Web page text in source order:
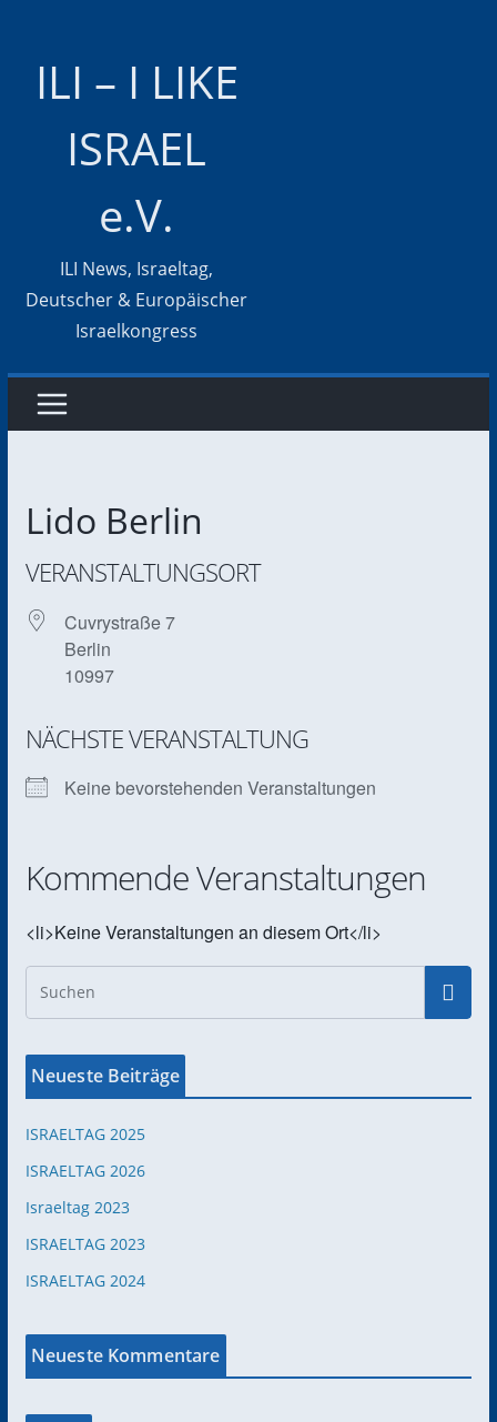
ILI – I LIKE
ISRAEL
e.V.
ILI News, Israeltag,
Deutscher & Europäischer
Israelkongress
Lido Berlin
VERANSTALTUNGSORT
Cuvrystraße 7
Berlin
10997
NÄCHSTE VERANSTALTUNG
Keine bevorstehenden Veranstaltungen
Kommende Veranstaltungen
<li>Keine Veranstaltungen an diesem Ort</li>
Neueste Beiträge
ISRAELTAG 2025
ISRAELTAG 2026
Israeltag 2023
ISRAELTAG 2023
ISRAELTAG 2024
Neueste Kommentare